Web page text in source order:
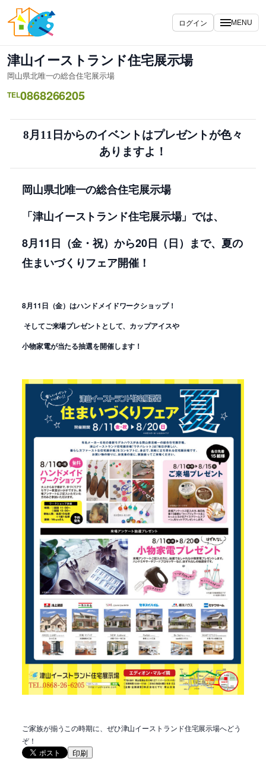
容
ス
キ
ッ
プ
ログイン MENU
津山イーストランド住宅展示場
岡山県北唯一の総合住宅展示場
TEL0868266205
8月11日からのイベントはプレゼントが色々
ありますよ！
岡山県北唯一の総合住宅展示場
「津山イーストランド住宅展示場」では、
8月11日（金・祝）から20日（日）まで、夏の
住まいづくりフェア開催！
8月11日（金）はハンドメイドワークショップ！
そしてご来場プレゼントとして、カップアイスや
小物家電が当たる抽選を開催します！
ご家族が揃うこの時期に、ぜひ津山イーストランド住宅展示場へどう
ぞ！
印刷